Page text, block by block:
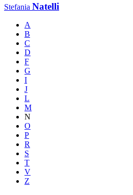
Stefania Natelli
A
B
C
D
F
G
I
J
L
M
N
O
P
R
S
T
V
Z